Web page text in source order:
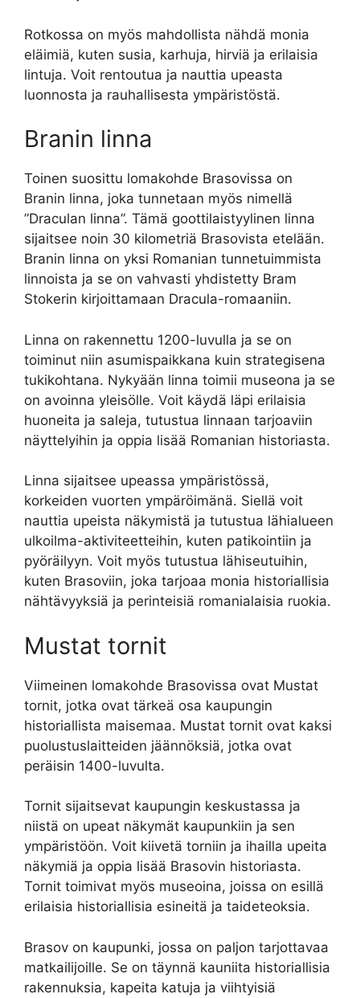
Rotkossa on myös mahdollista nähdä monia
eläimiä, kuten susia, karhuja, hirviä ja erilaisia
lintuja. Voit rentoutua ja nauttia upeasta
luonnosta ja rauhallisesta ympäristöstä.
Branin linna
Toinen suosittu lomakohde Brasovissa on
Branin linna, joka tunnetaan myös nimellä
”Draculan linna”. Tämä goottilaistyylinen linna
sijaitsee noin 30 kilometriä Brasovista etelään.
Branin linna on yksi Romanian tunnetuimmista
linnoista ja se on vahvasti yhdistetty Bram
Stokerin kirjoittamaan Dracula-romaaniin.
Linna on rakennettu 1200-luvulla ja se on
toiminut niin asumispaikkana kuin strategisena
tukikohtana. Nykyään linna toimii museona ja se
on avoinna yleisölle. Voit käydä läpi erilaisia
huoneita ja saleja, tutustua linnaan tarjoaviin
näyttelyihin ja oppia lisää Romanian historiasta.
Linna sijaitsee upeassa ympäristössä,
korkeiden vuorten ympäröimänä. Siellä voit
nauttia upeista näkymistä ja tutustua lähialueen
ulkoilma-aktiviteetteihin, kuten patikointiin ja
pyöräilyyn. Voit myös tutustua lähiseutuihin,
kuten Brasoviin, joka tarjoaa monia historiallisia
nähtävyyksiä ja perinteisiä romanialaisia ruokia.
Mustat tornit
Viimeinen lomakohde Brasovissa ovat Mustat
tornit, jotka ovat tärkeä osa kaupungin
historiallista maisemaa. Mustat tornit ovat kaksi
puolustuslaitteiden jäännöksiä, jotka ovat
peräisin 1400-luvulta.
Tornit sijaitsevat kaupungin keskustassa ja
niistä on upeat näkymät kaupunkiin ja sen
ympäristöön. Voit kiivetä torniin ja ihailla upeita
näkymiä ja oppia lisää Brasovin historiasta.
Tornit toimivat myös museoina, joissa on esillä
erilaisia historiallisia esineitä ja taideteoksia.
Brasov on kaupunki, jossa on paljon tarjottavaa
matkailijoille. Se on täynnä kauniita historiallisia
rakennuksia, kapeita katuja ja viihtyisiä